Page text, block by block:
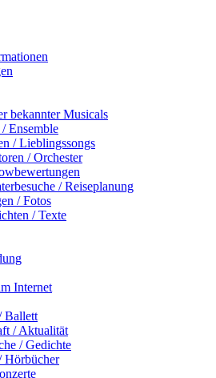
bekannter Musicals
Ensemble
/ Lieblingssongs
/ Orchester
/ Reiseplanung
/ Fotos
/ Texte
Internet
Ballett
/ Aktualität
/ Gedichte
Hörbücher